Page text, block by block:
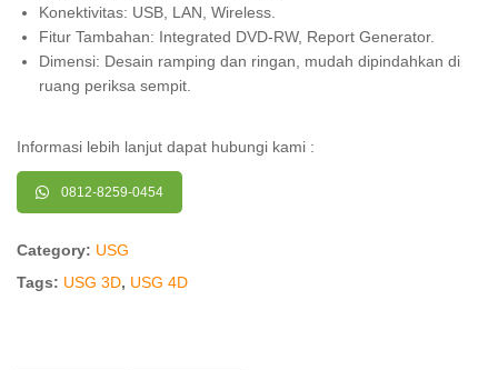
Konektivitas: USB, LAN, Wireless.
Fitur Tambahan: Integrated DVD-RW, Report Generator.
Dimensi: Desain ramping dan ringan, mudah dipindahkan di
ruang periksa sempit.
Informasi lebih lanjut dapat hubungi kami :
0812-8259-0454
Category: USG
Tags: USG 3D, USG 4D